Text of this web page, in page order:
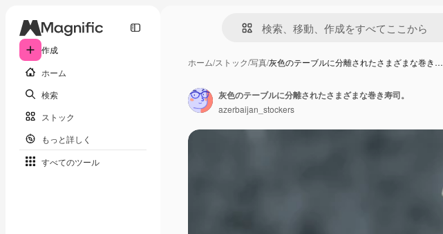
作成
ホーム
検索
ストック
もっと詳しく
すべてのツール
ホーム/ストック/写真/灰色のテーブルに分離されたさまざまな巻き…
灰色のテーブルに分離されたさまざまな巻き寿司。
azerbaijan_stockers